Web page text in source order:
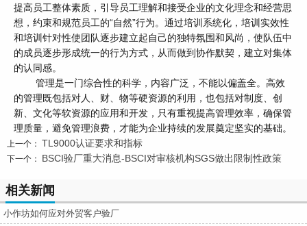
提高员工整体素质，引导员工理解和接受企业的文化理念和经营思
想，约束和规范员工的“自然”行为。通过培训系统化，培训实效性
和培训针对性使团队逐步建立起自己的独特氛围和风尚，使队伍中
的成员逐步形成统一的行为方式，从而做到协作默契，建立对集体
的认同感。
管理是一门综合性的科学，内容广泛，不能以偏盖全。高效
的管理既包括对人、财、物等硬资源的利用，也包括对制度、创
新、文化等软资源的应用和开发，只有重视提高管理效率，确保管
理质量，避免管理浪费，才能为企业持续的发展奠定坚实的基础。
上一个： TL9000认证要求和指标
下一个： BSCI验厂重大消息-BSCI对审核机构SGS做出限制性政策
相关新闻
小作坊如何应对外贸客户验厂